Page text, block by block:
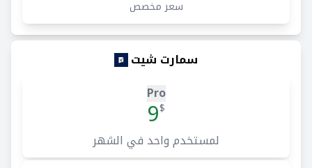
سعر مخصص
سمارت شيت
Pro
$
9
لمستخدم واحد في الشهر